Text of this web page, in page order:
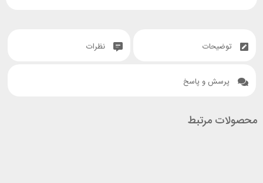
توضیحات نظرات
پرسش و پاسخ
محصولات مرتبط